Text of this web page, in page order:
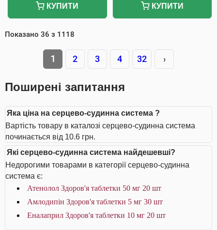
КУПИТИ КУПИТИ
Показано 36 з 1118
1 2 3 4 32 ›
Поширені запитання
Яка ціна на серцево-судинна система ?
Вартість товару в каталозі серцево-судинна система
починається від 10.6 грн.
Які серцево-судинна система найдешевші?
Недорогими товарами в категорії серцево-судинна
система є:
Атенолол Здоров'я таблетки 50 мг 20 шт
Амлодипін Здоров'я таблетки 5 мг 30 шт
Еналаприл Здоров'я таблетки 10 мг 20 шт